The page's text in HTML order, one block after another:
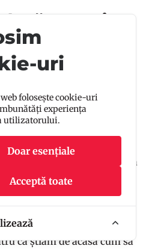
trenuri,
de călătorie
haioase sau nu chiar, dar
de călătorie?
parte de tot felul de
a început cu una. Când
ora 5 dimineața, prima mea
gară că SIM-ul nu
puteam să sun, nimic) și
la cazare.
că știam de acasă cum să
uri
folosește cookie-uri
experiența
utilizatorului.
Doar esențiale
Acceptă toate